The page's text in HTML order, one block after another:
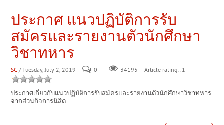
ประกาศ แนวปฏิบัติการรับ
สมัครและรายงานตัวนักศึกษา
วิชาทหาร
SC / Tuesday, July 2, 2019 0 34195 Article rating: .1
ประกาศเกี่ยวกับแนวปฏิบัติการรับสมัครและรายงานตัวนักศึกษาวิชาทหาร
จากส่วนกิจการนิสิต